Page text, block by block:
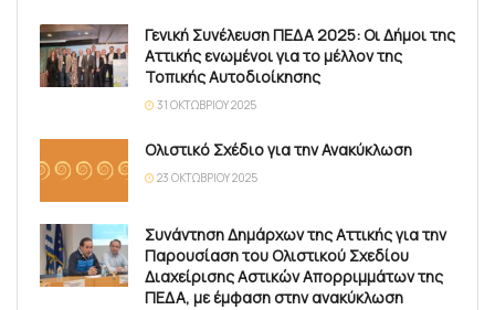
Γενική Συνέλευση ΠΕΔΑ 2025: Οι Δήμοι της
Αττικής ενωμένοι για το μέλλον της
Τοπικής Αυτοδιοίκησης
31 ΟΚΤΩΒΡΊΟΥ 2025
Ολιστικό Σχέδιο για την Ανακύκλωση
23 ΟΚΤΩΒΡΊΟΥ 2025
Συνάντηση Δημάρχων της Αττικής για την
Παρουσίαση του Ολιστικού Σχεδίου
Διαχείρισης Αστικών Απορριμμάτων της
ΠΕΔΑ, με έμφαση στην ανακύκλωση